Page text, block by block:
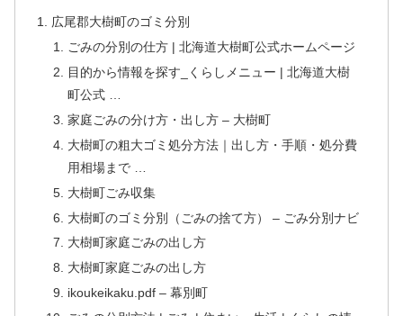
広尾郡大樹町のゴミ分別
ごみの分別の仕方 | 北海道大樹町公式ホームページ
目的から情報を探す_くらしメニュー | 北海道大樹
町公式 …
家庭ごみの分け方・出し方 – 大樹町
大樹町の粗大ゴミ処分方法｜出し方・手順・処分費
用相場まで …
大樹町ごみ収集
大樹町のゴミ分別（ごみの捨て方） – ごみ分別ナビ
大樹町家庭ごみの出し方
大樹町家庭ごみの出し方
ikoukeikaku.pdf – 幕別町